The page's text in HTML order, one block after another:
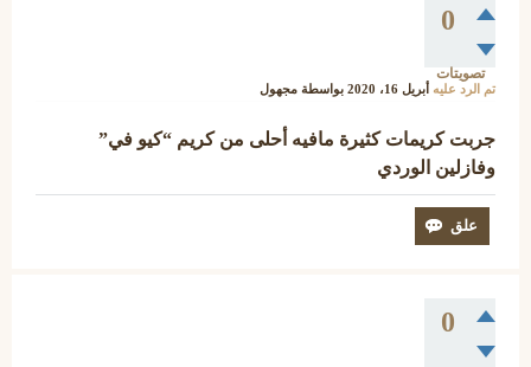
0
تصويتات
تم الرد عليه أبريل 16، 2020 بواسطة مجهول
جربت كريمات كثيرة مافيه أحلى من كريم “كيو في”
وفازلين الوردي
0